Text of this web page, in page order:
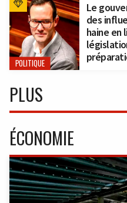
POLITIQUE
Le
des
haine en
PLUS
ÉCONOMIE